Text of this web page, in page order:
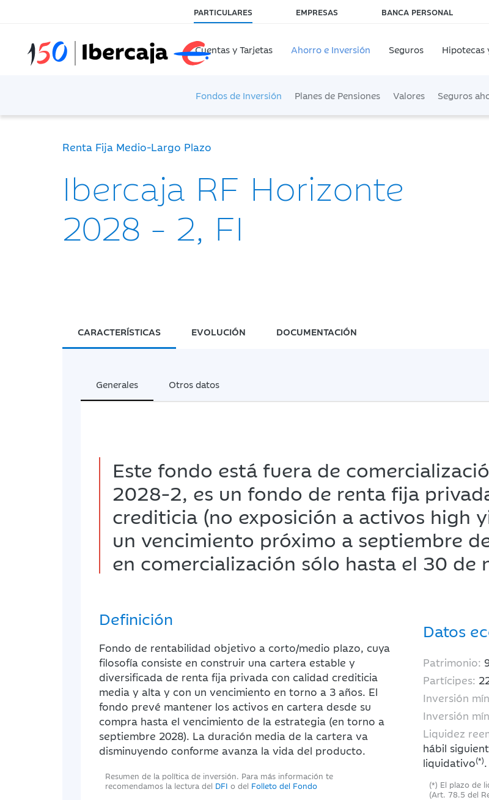
PARTICULARES EMPRESAS BANCA PERSONAL
Cuentas y Tarjetas Ahorro e Inversión Seguros Hipotecas
Fondos de Inversión Planes de Pensiones Valores Seguros
Renta Fija Medio-Largo Plazo
Ibercaja RF Horizonte
2028 - 2, FI
CARACTERÍSTICAS EVOLUCIÓN DOCUMENTACIÓN
Generales Otros datos
Este fondo está fuera de
2028-2, es un fondo de renta fija
crediticia (no exposición a activos high
un vencimiento próximo a septiembre
en comercialización sólo hasta el 30 de
Definición
Fondo de rentabilidad objetivo a corto/medio plazo, cuya
filosofía consiste en construir una cartera estable y
diversificada de renta fija privada con calidad crediticia
media y alta y con un vencimiento en torno a 3 años. El
fondo prevé mantener los activos en cartera desde su
compra hasta el vencimiento de la estrategia (en torno a
septiembre 2028). La duración media de la cartera va
disminuyendo conforme avanza la vida del producto.
Resumen de la política de inversión. Para más información te
recomendamos la lectura del DFI o del Folleto del Fondo
Datos
Patrimonio:
Partícipes:
Inversión
Inversión
Liquidez
hábil
liquidativo(*).
(*) El plazo de
(Art. 78.5 del